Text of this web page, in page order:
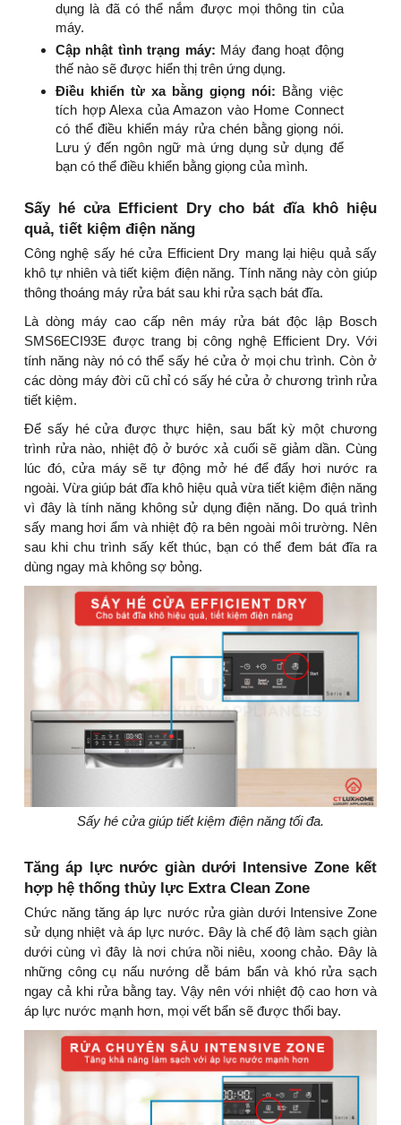
dụng là đã có thể nắm được mọi thông tin của
máy.
Cập nhật tình trạng máy: Máy đang hoạt động
thế nào sẽ được hiển thị trên ứng dụng.
Điều khiển từ xa bằng giọng nói: Bằng việc
tích hợp Alexa của Amazon vào Home Connect
có thể điều khiển máy rửa chén bằng giọng nói.
Lưu ý đến ngôn ngữ mà ứng dụng sử dụng để
bạn có thể điều khiển bằng giọng của mình.
Sấy hé cửa Efficient Dry cho bát đĩa khô hiệu
quả, tiết kiệm điện năng
Công nghệ sấy hé cửa Efficient Dry mang lại hiệu quả sấy
khô tự nhiên và tiết kiệm điện năng. Tính năng này còn giúp
thông thoáng máy rửa bát sau khi rửa sạch bát đĩa.
Là dòng máy cao cấp nên máy rửa bát độc lập Bosch
SMS6ECI93E được trang bị công nghệ Efficient Dry. Với
tính năng này nó có thể sấy hé cửa ở mọi chu trình. Còn ở
các dòng máy đời cũ chỉ có sấy hé cửa ở chương trình rửa
tiết kiệm.
Để sấy hé cửa được thực hiện, sau bất kỳ một chương
trình rửa nào, nhiệt độ ở bước xả cuối sẽ giảm dần. Cùng
lúc đó, cửa máy sẽ tự động mở hé để đẩy hơi nước ra
ngoài. Vừa giúp bát đĩa khô hiệu quả vừa tiết kiệm điện năng
vì đây là tính năng không sử dụng điện năng. Do quá trình
sấy mang hơi ẩm và nhiệt độ ra bên ngoài môi trường. Nên
sau khi chu trình sấy kết thúc, bạn có thể đem bát đĩa ra
dùng ngay mà không sợ bỏng.
Sấy hé cửa giúp tiết kiệm điện năng tối đa.
Tăng áp lực nước giàn dưới Intensive Zone kết
hợp hệ thống thủy lực Extra Clean Zone
Chức năng tăng áp lực nước rửa giàn dưới Intensive Zone
sử dụng nhiệt và áp lực nước. Đây là chế độ làm sạch giàn
dưới cùng vì đây là nơi chứa nồi niêu, xoong chảo. Đây là
những công cụ nấu nướng dễ bám bẩn và khó rửa sạch
ngay cả khi rửa bằng tay. Vậy nên với nhiệt độ cao hơn và
áp lực nước mạnh hơn, mọi vết bẩn sẽ được thổi bay.